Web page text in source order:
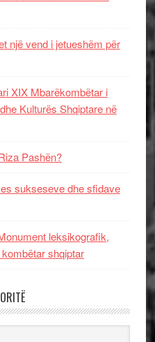
një vend i jetueshëm për
XIX Mbarëkombëtar i
Kulturës Shqiptare në
Pashën?
sukseseve dhe sfidave
leksikografik,
shqiptar